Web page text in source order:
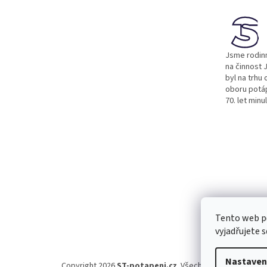
Tento web
vyjadřujete
Jsme
na činnost
byl na trhu
oboru
70. let